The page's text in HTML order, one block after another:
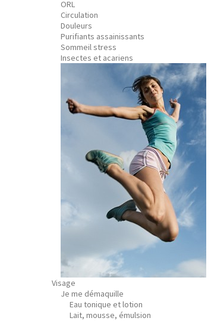
ORL
Circulation
Douleurs
Purifiants assainissants
Sommeil stress
Insectes et acariens
Visage
Je me démaquille
Eau tonique et lotion
Lait, mousse, émulsion